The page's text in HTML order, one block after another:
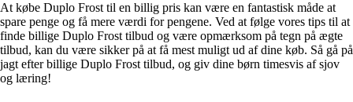
At købe Duplo Frost til en billig pris kan være en fantastisk måde at
spare penge og få mere værdi for pengene. Ved at følge vores tips til at
finde billige Duplo Frost tilbud og være opmærksom på tegn på ægte
tilbud, kan du være sikker på at få mest muligt ud af dine køb. Så gå på
jagt efter billige Duplo Frost tilbud, og giv dine børn timesvis af sjov
og læring!